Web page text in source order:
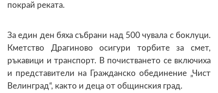
покрай реката.
За един ден бяха събрани над 500 чувала с боклуци.
Кметство Драгиново осигури торбите за смет,
ръкавици и транспорт. В почистването се включиха
и представители на Гражданско обединение „Чист
Велинград“, както и деца от общинския град.